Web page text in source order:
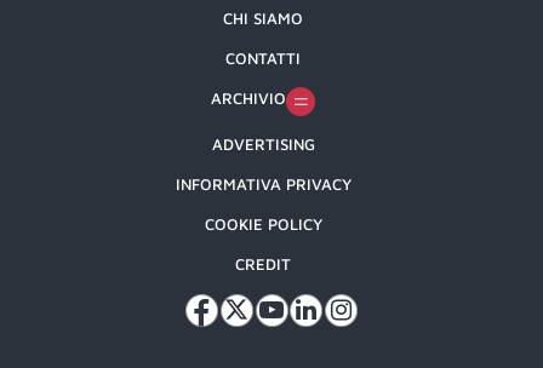
CHI SIAMO
CONTATTI
ARCHIVIO
ADVERTISING
INFORMATIVA PRIVACY
COOKIE POLICY
CREDIT